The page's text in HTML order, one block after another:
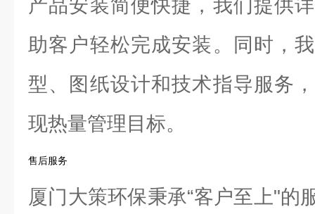
产品安装简便快捷，我们提供
助客户轻松完成安装。同时，
型、图纸设计和技术指导服务
现热量管理目标。
售后服务
厦门大策环保秉承“客户至上"的